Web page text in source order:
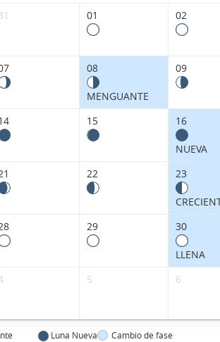
01 02
08
MENGUANTE
09
15 16
NUEVA
22 23
29 30
LLENA
5 6
Luna Nueva Cambio de fase